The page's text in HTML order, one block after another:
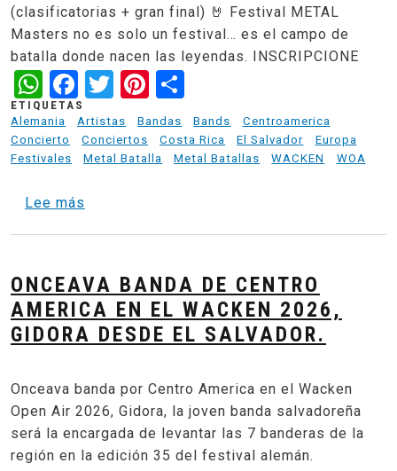
(clasificatorias + gran final) 🤘 Festival METAL
Masters no es solo un festival… es el campo de
batalla donde nacen las leyendas. INSCRIPCIONE
WhatsApp
Facebook
TwitterPinterest
ETIQUETAS
Alemania
Artistas Bandas Bands
Centroamerica
Concierto
Conciertos Costa Rica El Salvador
Europa
Festivales
Metal Batalla Metal Batallas WACKEN WOA
Lee más
ONCEAVA BANDA DE CENTRO
AMERICA EN EL WACKEN 2026,
GIDORA DESDE EL SALVADOR.
Onceava banda por Centro America en el Wacken
Open Air 2026, Gidora, la joven banda salvadoreña
será la encargada de levantar las 7 banderas de la
región en la edición 35 del festival alemán.